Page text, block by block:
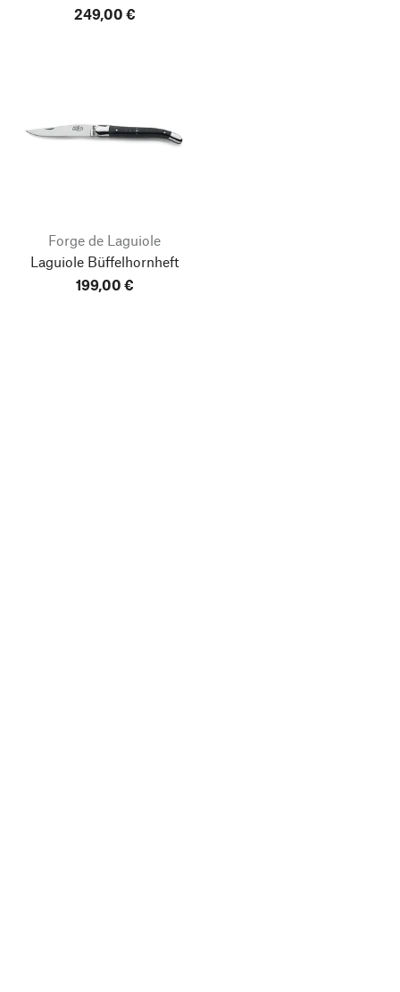
249,00 €
Forge de Laguiole
Laguiole Büffelhornheft
199,00 €